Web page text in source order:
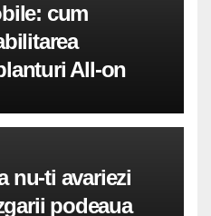
cum
All-on
nu-ti avariezi
podeaua